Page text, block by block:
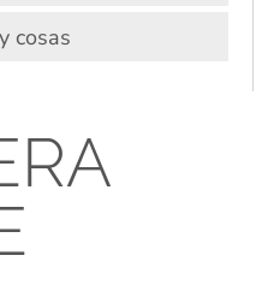
cosas